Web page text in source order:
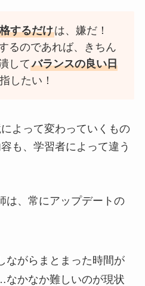
するだけは、嫌だ！
るのであれば、きちん
してバランスの良い日
したい！
よって変わっていくもの
も、学習者によって違う
は、常にアップデートの
ながらまとまった時間が
かなか難しいのが現状